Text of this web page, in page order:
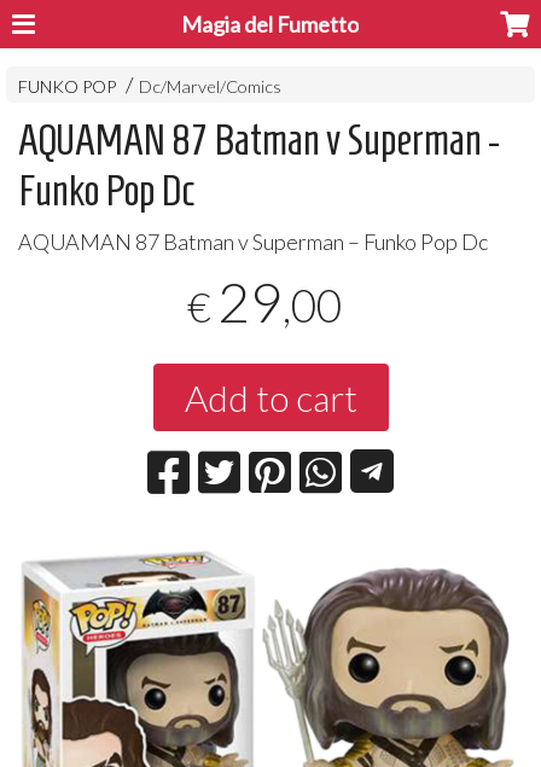
Magia del Fumetto
FUNKO POP Dc/Marvel/Comics
AQUAMAN 87 Batman v Superman -
Funko Pop Dc
AQUAMAN 87 Batman v Superman – Funko Pop Dc
€ 29,00
Add to cart